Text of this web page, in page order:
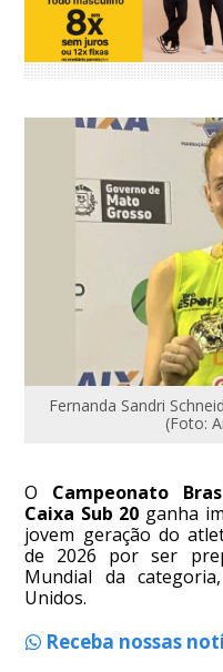
Fernanda Sandri
(Foto:
O Campeonato
Caixa Sub 20 ganha
jovem geração do
de 2026 por ser
Mundial da
Unidos.
Receba nossas